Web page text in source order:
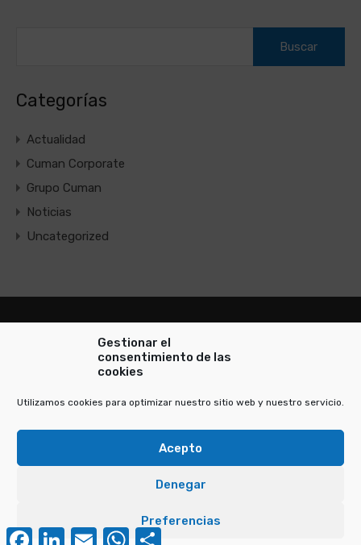
Gestionar el
consentimiento de las
cookies
Utilizamos cookies para optimizar nuestro sitio web y nuestro servicio.
Acepto
Denegar
Preferencias
Categorías
Actualidad
Cuman Corporate
Grupo Cuman
Noticias
Uncategorized
© 2021 Todos los derechos reservados |
FacebookLinkedInEmail WhatsApp